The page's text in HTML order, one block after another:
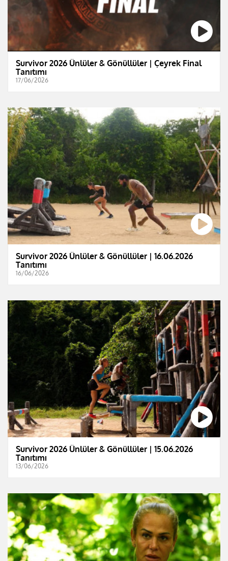
Survivor 2026 Ünlüler & Gönüllüler | Çeyrek Final
Tanıtımı
17/06/2026
Survivor 2026 Ünlüler & Gönüllüler | 16.06.2026
Tanıtımı
16/06/2026
Survivor 2026 Ünlüler & Gönüllüler | 15.06.2026
Tanıtımı
13/06/2026